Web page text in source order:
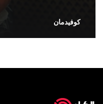
كوفيدمان